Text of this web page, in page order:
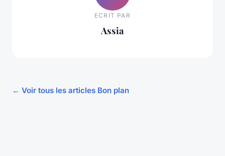
ECRIT PAR
Assia
← Voir tous les articles Bon plan